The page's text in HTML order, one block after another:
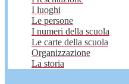
I luoghi
Le persone
I numeri della scuola
Le carte della scuola
Organizzazione
La storia